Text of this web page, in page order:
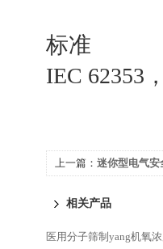
标准
IEC 62353
上一篇： 迷你型电气
相关产品
医用分子筛制yang机氧